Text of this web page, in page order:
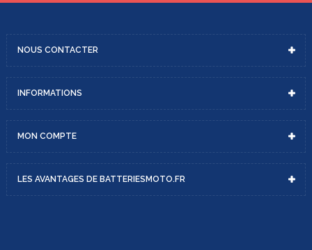
NOUS CONTACTER
INFORMATIONS
MON COMPTE
LES AVANTAGES DE BATTERIESMOTO.FR